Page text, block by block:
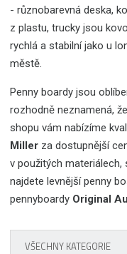
- různobarevná deska,
z plastu, trucky jsou
rychlá a stabilní jako u
městě.
Penny boardy jsou
rozhodně neznamená,
shopu vám nabízíme
Miller za dostupnější
v použitých materiálech,
najdete levnější penny
pennyboardy Original
VŠECHNY KATEGORIE